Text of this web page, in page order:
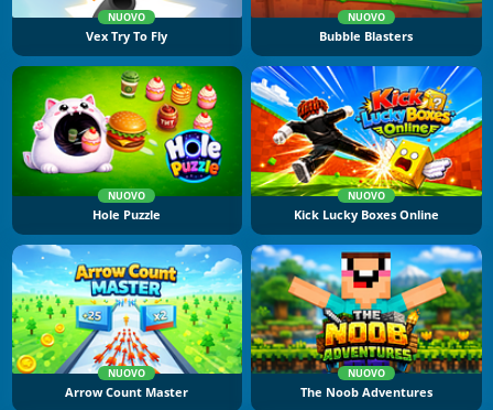
NUOVO
Vex Try To Fly
NUOVO
Bubble Blasters
NUOVO
Hole Puzzle
NUOVO
Kick Lucky Boxes Online
NUOVO
Arrow Count Master
NUOVO
The Noob Adventures